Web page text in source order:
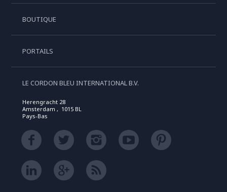
BOUTIQUE
PORTAILS
LE CORDON BLEU INTERNATIONAL B.V.
Herengracht 28
Amsterdam , 1015 BL
Pays-Bas